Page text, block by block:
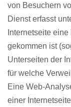
von Besuchern
Dienst erfasst
Internetseite
gekommen ist
Unterseiten der
für welche
Eine Web-
einer